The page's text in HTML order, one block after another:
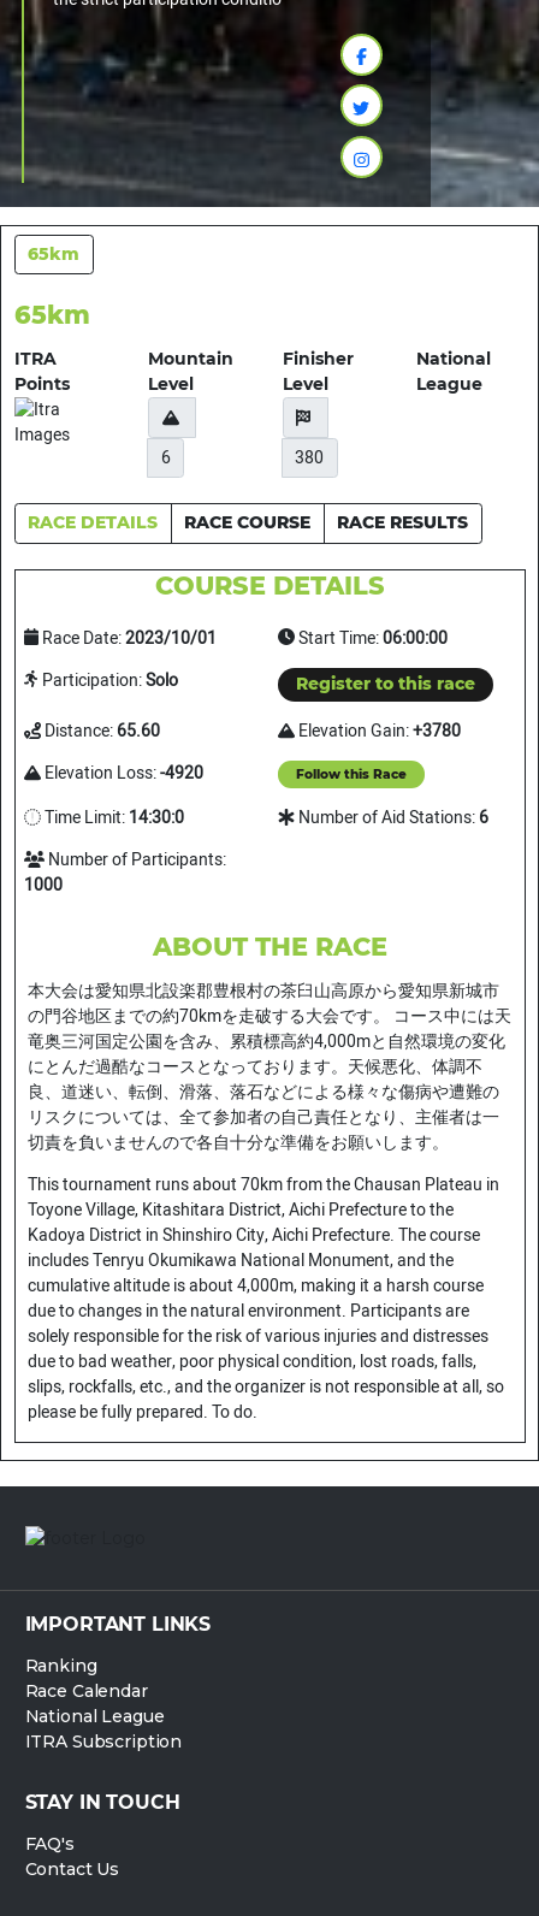
65km
65km
ITRA
Points
Mountain
Level
6
Finisher
Level
380
National
League
RACE DETAILS RACE COURSE RACE RESULTS
COURSE DETAILS
Race Date:2023/10/01 Start Time:06:00:00
Participation:Solo Register to this race
Distance:65.60 Elevation Gain:+3780
Elevation Loss:-4920 Follow this Race
Time Limit:14:30:0 Number of Aid Stations:6
Number of Participants:
1000
ABOUT THE RACE
本大会は愛知県北設楽郡豊根村の茶臼山高原から愛知県新城市
の門谷地区までの約70kmを走破する大会です。 コース中には天
竜奥三河国定公園を含み、累積標高約4,000mと自然環境の変化
にとんだ過酷なコースとなっております。天候悪化、体調不
良、道迷い、転倒、滑落、落石などによる様々な傷病や遭難の
リスクについては、全て参加者の自己責任となり、主催者は一
切責を負いませんので各自十分な準備をお願いします。
This tournament runs about 70km from the Chausan Plateau in
Toyone Village, Kitashitara District, Aichi Prefecture to the
Kadoya District in Shinshiro City, Aichi Prefecture. The course
includes Tenryu Okumikawa National Monument, and the
cumulative altitude is about 4,000m, making it a harsh course
due to changes in the natural environment. Participants are
solely responsible for the risk of various injuries and distresses
due to bad weather, poor physical condition, lost roads, falls,
slips, rockfalls, etc., and the organizer is not responsible at all, so
please be fully prepared. To do.
IMPORTANT LINKS
Ranking
Race Calendar
National League
ITRA Subscription
STAY IN TOUCH
FAQ's
Contact Us